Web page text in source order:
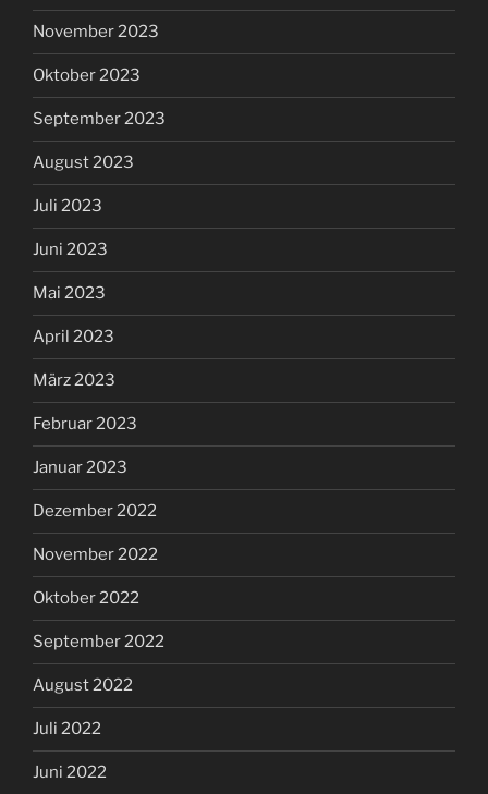
November 2023
Oktober 2023
September 2023
August 2023
Juli 2023
Juni 2023
Mai 2023
April 2023
März 2023
Februar 2023
Januar 2023
Dezember 2022
November 2022
Oktober 2022
September 2022
August 2022
Juli 2022
Juni 2022